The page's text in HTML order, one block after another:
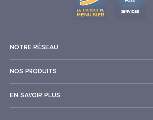
NOTRE RÉSEAU
NOS PRODUITS
EN SAVOIR PLUS